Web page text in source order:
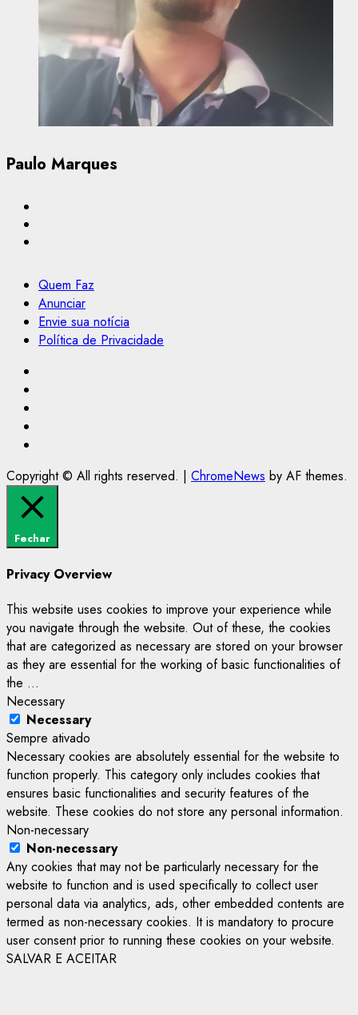
Paulo Marques
Quem Faz
Anunciar
Envie sua notícia
Política de Privacidade
Copyright © All rights reserved. | ChromeNews by AF themes.
Fechar
Privacy Overview
This website uses cookies to improve your experience while
you navigate through the website. Out of these, the cookies
that are categorized as necessary are stored on your browser
as they are essential for the working of basic functionalities of
the ...
Necessary
Necessary
Sempre ativado
Necessary cookies are absolutely essential for the website to
function properly. This category only includes cookies that
ensures basic functionalities and security features of the
website. These cookies do not store any personal information.
Non-necessary
Non-necessary
Any cookies that may not be particularly necessary for the
website to function and is used specifically to collect user
personal data via analytics, ads, other embedded contents are
termed as non-necessary cookies. It is mandatory to procure
user consent prior to running these cookies on your website.
SALVAR E ACEITAR